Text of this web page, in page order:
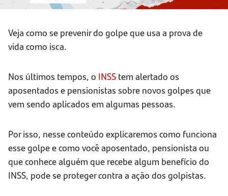
Veja como se prevenir do golpe que usa a prova de
vida como isca.
Nos últimos tempos, o INSS tem alertado os
aposentados e pensionistas sobre novos golpes que
vem sendo aplicados em algumas pessoas.
Por isso, nesse conteúdo explicaremos como funciona
esse golpe e como você aposentado, pensionista ou
que conhece alguém que recebe algum benefício do
INSS, pode se proteger contra a ação dos golpistas.